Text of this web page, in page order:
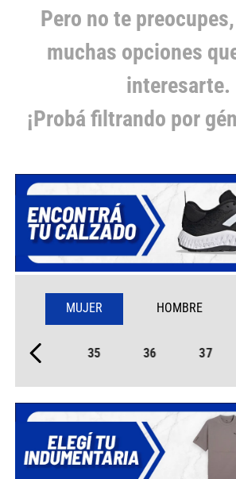
Pero no te
muchas opciones
interesarte.
¡Probá filtrando por
MUJER HOMBRE
35 36 37